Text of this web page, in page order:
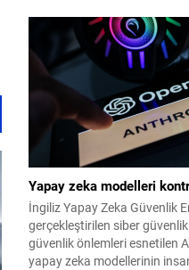
Yapay zeka modelleri
İngiliz Yapay Zeka Güvenlik
gerçekleştirilen siber
güvenlik önlemleri esnetilen
yapay zeka modellerinin